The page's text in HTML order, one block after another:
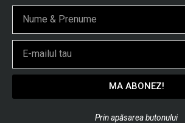
MA ABONEZ!
Prin apăsarea butonului